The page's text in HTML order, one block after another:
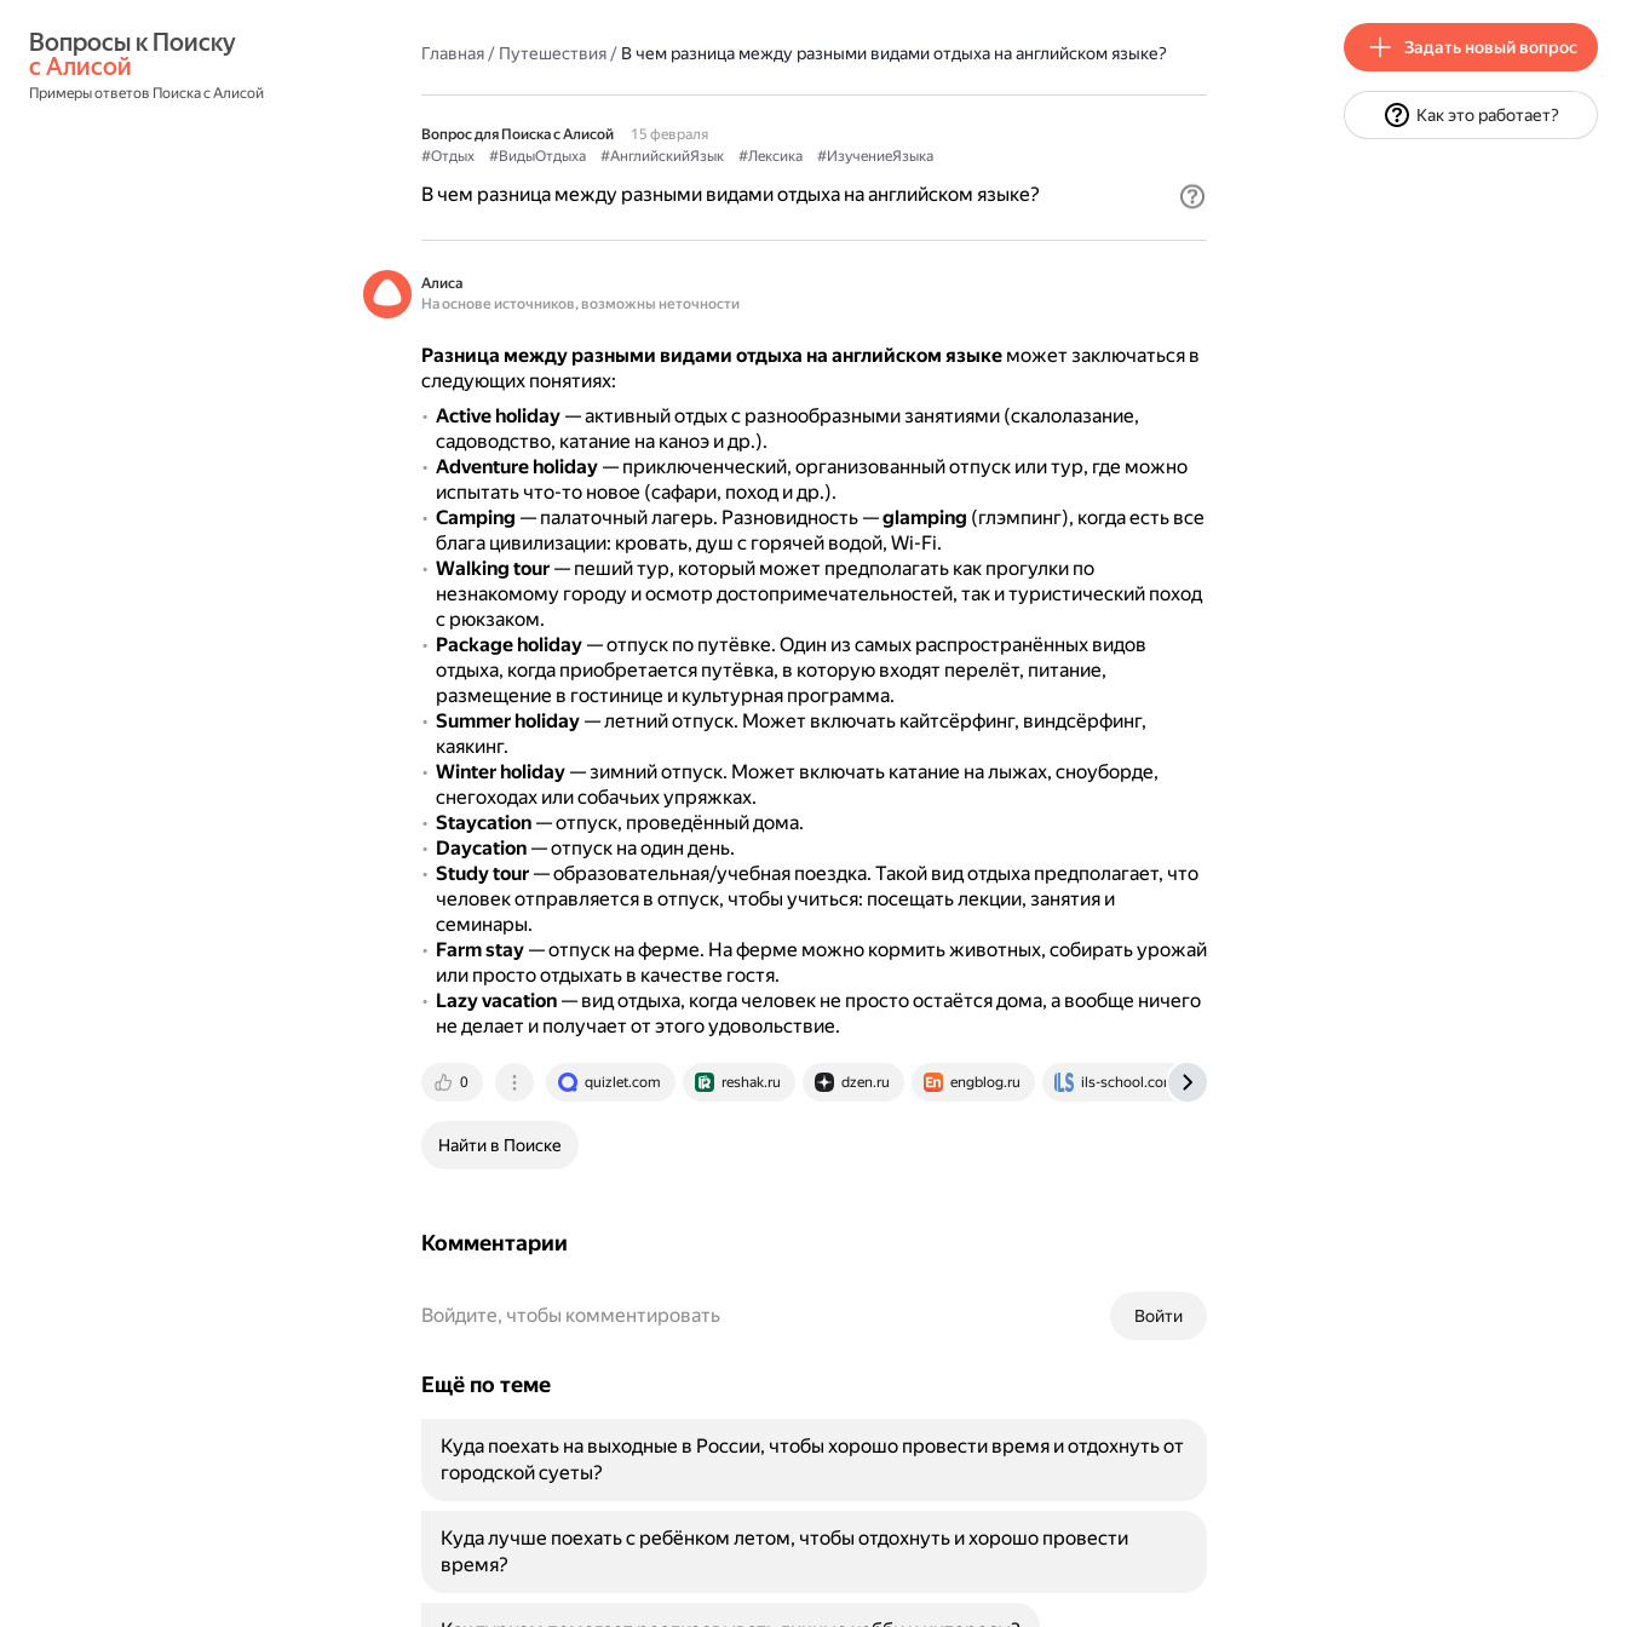
с Алисой
Примеры ответов Поиска с Алисой
Главная/ Путешествия/ В чем разница между разными видами отдыха на английском языке?
Вопрос для Поиска с Алисой
15 февраля
#Отдых
#ВидыОтдыха #АнглийскийЯзык #Лексика #ИзучениеЯзыка
В чем разница между разными видами отдыха на английском языке?
Алиса
На основе источников, возможны неточности
Разница между разными видами отдыха на английском языкеможет заключаться в
следующих понятиях:
Active holiday— активный отдых с разнообразными занятиями (скалолазание,
садоводство, катание на каноэ и др.).
Adventure holiday— приключенческий, организованный отпуск или тур, где можно
испытать что-то новое (сафари, поход и др.).
Camping — палаточный лагерь. Разновидность —glamping (глэмпинг), когда есть все
блага цивилизации: кровать, душ с горячей водой, Wi-Fi.
Walking tour— пеший тур, который может предполагать как прогулки по
незнакомому городу и осмотр достопримечательностей, так и туристический поход
с рюкзаком.
Package holiday— отпуск по путёвке. Один из самых распространённых видов
отдыха, когда приобретается путёвка, в которую входят перелёт, питание,
размещение в гостинице и культурная программа.
Summer holiday— летний отпуск. Может включать кайтсёрфинг, виндсёрфинг,
каякинг.
Winter holiday— зимний отпуск. Может включать катание на лыжах, сноуборде,
снегоходах или собачьих упряжках.
Staycation— отпуск, проведённый дома.
Daycation— отпуск на один день.
Study tour— образовательная/учебная поездка. Такой вид отдыха предполагает, что
человек отправляется в отпуск, чтобы учиться: посещать лекции, занятия и
семинары.
Farm stay— отпуск на ферме. На ферме можно кормить животных, собирать урожай
или просто отдыхать в качестве гостя.
Lazy vacation— вид отдыха, когда человек не просто остаётся дома, а вообще ничего
не делает и получает от этого удовольствие.
0 quizlet.com reshak.ru dzen.ru engblog.ru ils-school.com
Найти в Поиске
Комментарии
Войти
Войдите, чтобы комментировать
Ещё по теме
Куда поехать на выходные в России, чтобы хорошо провести время и отдохнуть от
городской суеты?
Куда лучше поехать с ребёнком летом, чтобы отдохнуть и хорошо провести
время?
Задать новый вопрос
Как это работает?